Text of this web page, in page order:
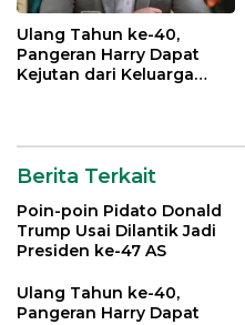
Ulang Tahun ke-40,
Pangeran Harry Dapat
Kejutan dari Keluarga
Berita Terkait
Poin-poin Pidato Donald
Trump Usai Dilantik Jadi
Presiden ke-47 AS
Ulang Tahun ke-40,
Pangeran Harry Dapat